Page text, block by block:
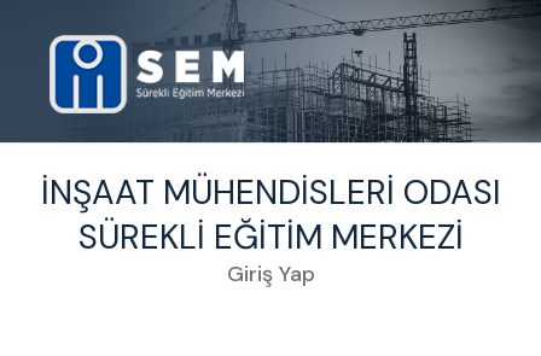
İNŞAAT MÜHENDİSLERİ ODASI
SÜREKLİ EĞİTİM MERKEZİ
Giriş Yap